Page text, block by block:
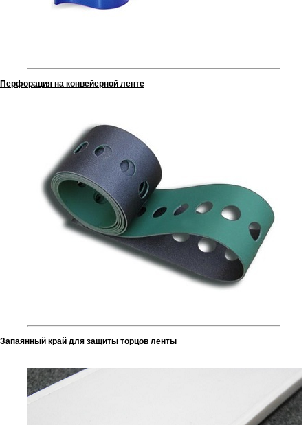
Перфорация на конвейерной ленте
Запаянный край для защиты торцов ленты